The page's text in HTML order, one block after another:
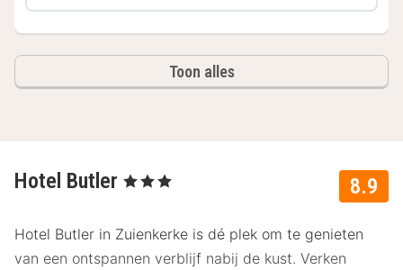
Toon alles
8.9
Hotel Butler , 3 Sterren
Hotel Butler in Zuienkerke is dé plek om te genieten
van een ontspannen verblijf nabij de kust. Verken